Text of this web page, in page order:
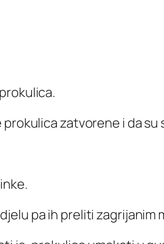
zatvorene i da
pa ih preliti zagrijanim